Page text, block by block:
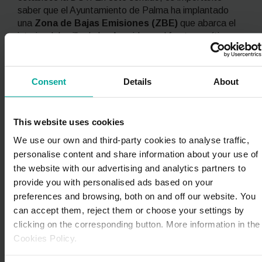
Consent Details About
This website uses cookies
We use our own and third-party cookies to analyse traffic,
personalise content and share information about your use of
the website with our advertising and analytics partners to
provide you with personalised ads based on your
preferences and browsing, both on and off our website. You
can accept them, reject them or choose your settings by
clicking on the corresponding button. More information in the
Cookies Policy.
saber que el Ayuntamiento de Palma ha implantado
una Zona de Bajas Emisiones (ZBE) que abarca el
interior del anillo de las Avenidas y el frente marítimo,
Horarios y tarifas
Las tarifas y tiempos de estacionamiento son distintos
es de lunes a viernes de 9:00 h a 14:30 h y de 16:30 h
a 20:00 h, y los sábados de 9:00 h a 14:30 h (excepto
el Mercat de Llevant, donde se aplica de lunes a
sábado en horario de mañana). A continuación,
encontrarás una tabla resumen de los horarios y tarifas
de cada zona:
Horario